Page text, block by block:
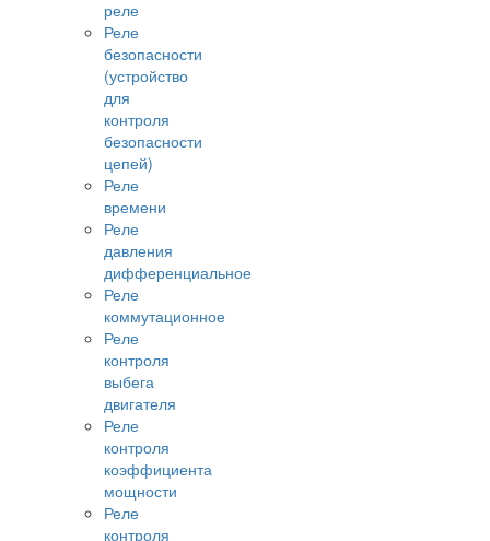
реле
Реле
безопасности
(устройство
для
контроля
безопасности
цепей)
Реле
времени
Реле
давления
дифференциальное
Реле
коммутационное
Реле
контроля
выбега
двигателя
Реле
контроля
коэффициента
мощности
Реле
контроля